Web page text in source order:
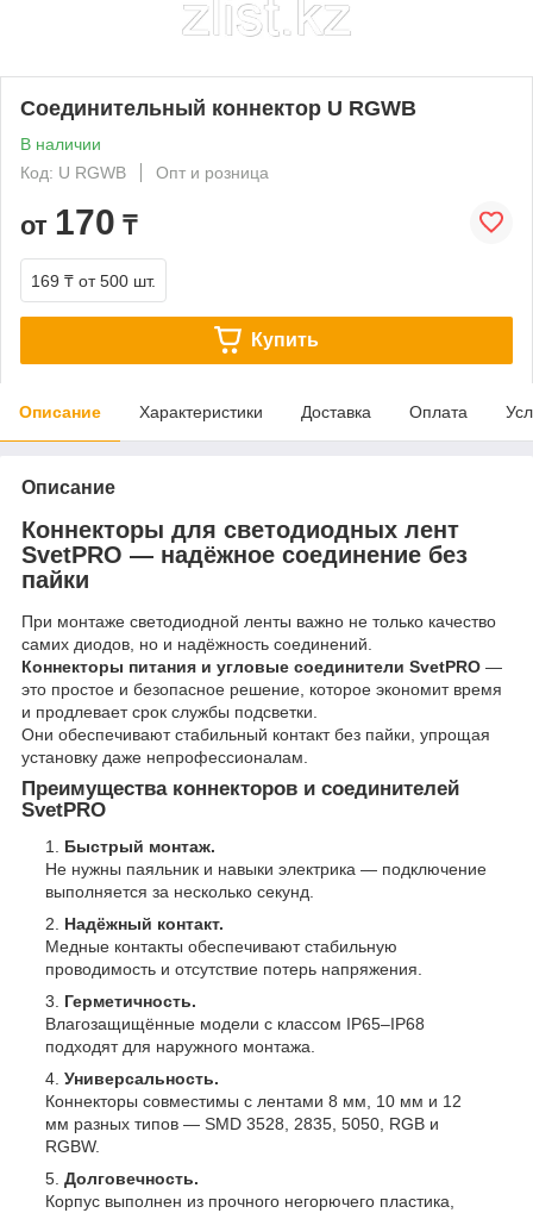
Соединительный коннектор U RGWB
В наличии
Код: U RGWB
Опт и розница
от 170 ₸
169 ₸ от 500 шт.
Купить
Описание Характеристики Доставка Оплата
Описание
Коннекторы для светодиодных лент
SvetPRO — надёжное соединение без
пайки
При монтаже светодиодной ленты важно не только качество
самих диодов, но и надёжность соединений.
Коннекторы питания и угловые соединители SvetPRO —
это простое и безопасное решение, которое экономит время
и продлевает срок службы подсветки.
Они обеспечивают стабильный контакт без пайки, упрощая
установку даже непрофессионалам.
Преимущества коннекторов и соединителей
SvetPRO
Быстрый монтаж.
Не нужны паяльник и навыки электрика — подключение
выполняется за несколько секунд.
Надёжный контакт.
Медные контакты обеспечивают стабильную
проводимость и отсутствие потерь напряжения.
Герметичность.
Влагозащищённые модели с классом IP65–IP68
подходят для наружного монтажа.
Универсальность.
Коннекторы совместимы с лентами 8 мм, 10 мм и 12
мм разных типов — SMD 3528, 2835, 5050, RGB и
RGBW.
Долговечность.
Корпус выполнен из прочного негорючего пластика,